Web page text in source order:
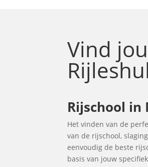
Vind
Rijschool in
Het vinden van de
van de rijschool,
eenvoudig de beste
basis van jouw